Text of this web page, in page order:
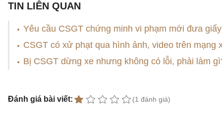
TIN LIÊN QUAN
Yêu cầu CSGT chứng minh vi phạm mới đưa
CSGT có xử phạt qua hình ảnh, video trên mạng
Bị CSGT dừng xe nhưng không có lỗi, phải làm
Đánh giá bài viết: (1 đánh giá)